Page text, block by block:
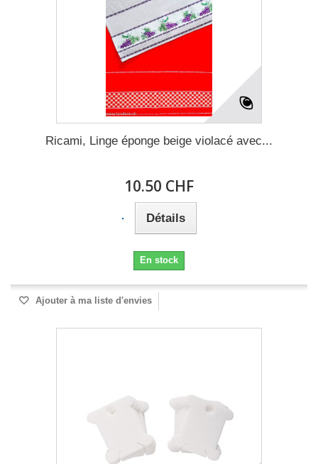
Ricami, Linge éponge beige violacé avec...
10.50 CHF
Détails
En stock
Ajouter à ma liste d'envies